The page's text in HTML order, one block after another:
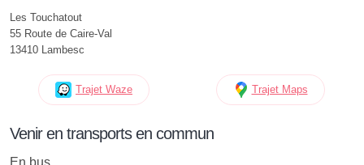
Les Touchatout
55 Route de Caire-Val
13410 Lambesc
Trajet Waze Trajet Maps
Venir en transports en commun